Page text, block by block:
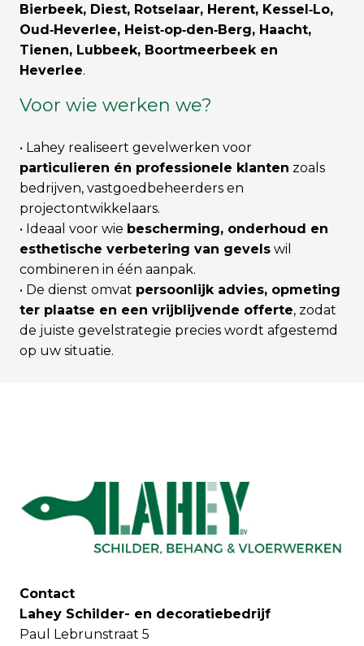
Bierbeek, Diest, Rotselaar, Herent, Kessel‑Lo,
Oud‑Heverlee, Heist‑op‑den‑Berg, Haacht,
Tienen, Lubbeek, Boortmeerbeek en
Heverlee.
Voor wie werken we?
• Lahey realiseert gevelwerken voor
particulieren én professionele klanten zoals
bedrijven, vastgoedbeheerders en
projectontwikkelaars.
• Ideaal voor wie bescherming, onderhoud en
esthetische verbetering van gevels wil
combineren in één aanpak.
• De dienst omvat persoonlijk advies, opmeting
ter plaatse en een vrijblijvende offerte, zodat
de juiste gevelstrategie precies wordt afgestemd
op uw situatie.
Contact
Lahey Schilder- en decoratiebedrijf
Paul Lebrunstraat 5